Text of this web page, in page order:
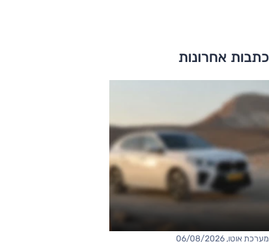
כתבות אחרונות
מערכת אוטו, 06/08/2026